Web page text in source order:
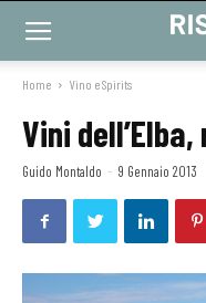
Home Vino e Spirits
Vini
Guido Montaldo - 9 Gennaio 2013